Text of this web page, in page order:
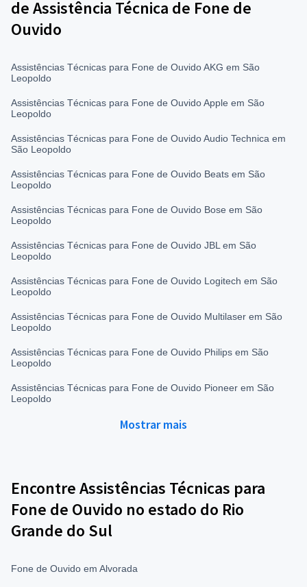
de Assistência Técnica de Fone de
Ouvido
Assistências Técnicas para Fone de Ouvido AKG em São
Leopoldo
Assistências Técnicas para Fone de Ouvido Apple em São
Leopoldo
Assistências Técnicas para Fone de Ouvido Audio Technica em
São Leopoldo
Assistências Técnicas para Fone de Ouvido Beats em São
Leopoldo
Assistências Técnicas para Fone de Ouvido Bose em São
Leopoldo
Assistências Técnicas para Fone de Ouvido JBL em São
Leopoldo
Assistências Técnicas para Fone de Ouvido Logitech em São
Leopoldo
Assistências Técnicas para Fone de Ouvido Multilaser em São
Leopoldo
Assistências Técnicas para Fone de Ouvido Philips em São
Leopoldo
Assistências Técnicas para Fone de Ouvido Pioneer em São
Leopoldo
Mostrar mais
Encontre Assistências Técnicas para
Fone de Ouvido no estado do Rio
Grande do Sul
Fone de Ouvido em Alvorada